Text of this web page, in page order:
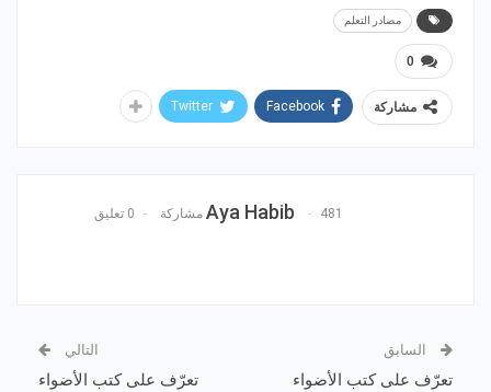
مصادر التعلم
0
مشاركة Facebook
Twitter
Aya Habib 481 مشاركة 0 تعليق
السابق
تعرّف على كتب الأضواء
التالي
تعرّف على كتب الأضواء